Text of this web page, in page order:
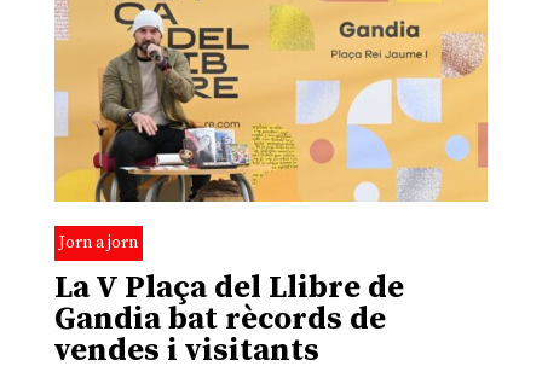
Jorn a jorn
La V Plaça del Llibre de
Gandia bat rècords de
vendes i visitants